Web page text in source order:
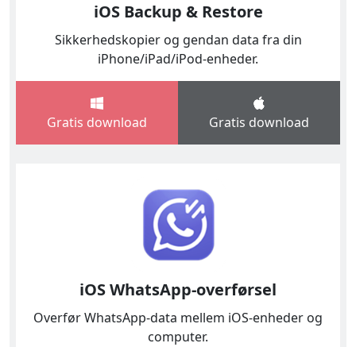
iOS Backup & Restore
Sikkerhedskopier og gendan data fra din
iPhone/iPad/iPod-enheder.
Gratis download Gratis download
iOS WhatsApp-overførsel
Overfør WhatsApp-data mellem iOS-enheder og
computer.